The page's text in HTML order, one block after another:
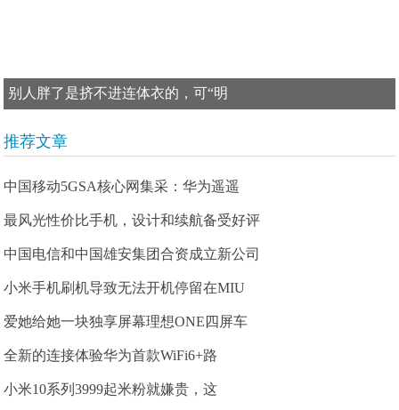
别人胖了是挤不进连体衣的，可“明
推荐文章
中国移动5GSA核心网集采：华为遥遥
最风光性价比手机，设计和续航备受好评
中国电信和中国雄安集团合资成立新公司
小米手机刷机导致无法开机停留在MIU
爱她给她一块独享屏幕理想ONE四屏车
全新的连接体验华为首款WiFi6+路
小米10系列3999起米粉就嫌贵，这